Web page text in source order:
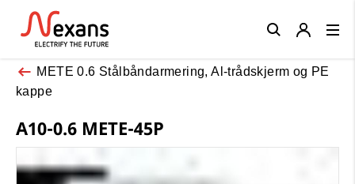
METE 0.6 Stålbåndarmering, Al-trådskjerm og PE
kappe
A10-0.6 METE-45P
Close